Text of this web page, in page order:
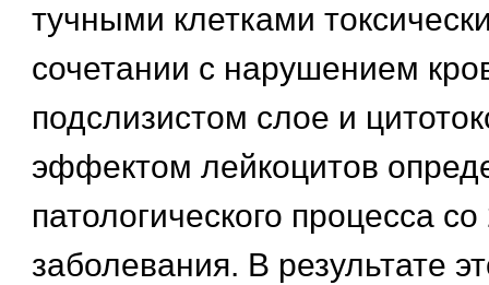
тучными клетками
сочетании с нарушением
подслизистом слое и
эффектом лейкоцитов
патологического процесса
заболевания. В результате